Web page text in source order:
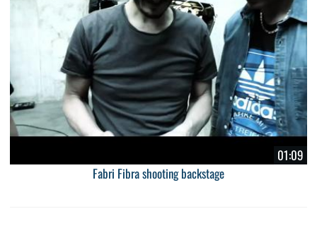
01:09
Fabri Fibra shooting backstage